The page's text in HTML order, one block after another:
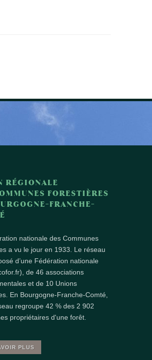
RÉGIONALE
FORESTIÈRES
FRANCHE-
nationale des Communes
a vu le jour en 1933. Le réseau
d’une Fédération nationale
de 46 associations
et de 10 Unions
En Bourgogne-Franche-Comté,
regroupe 42 % des 2 902
propriétaires d'une forêt.
PLUS